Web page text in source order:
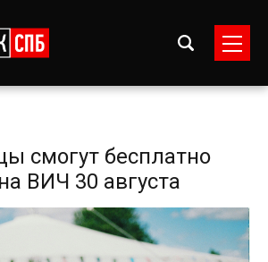
смогут бесплатно
ВИЧ 30 августа